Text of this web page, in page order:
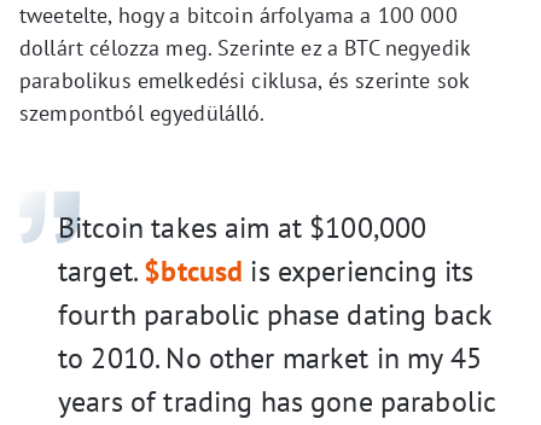
tweetelte, hogy a bitcoin árfolyama a 100 000
dollárt célozza meg. Szerinte ez a BTC negyedik
parabolikus emelkedési ciklusa, és szerinte sok
szempontból egyedülálló.
Bitcoin takes aim at $100,000
target.$btcusd is experiencing its
fourth parabolic phase dating back
to 2010. No other market in my 45
years of trading has gone parabolic